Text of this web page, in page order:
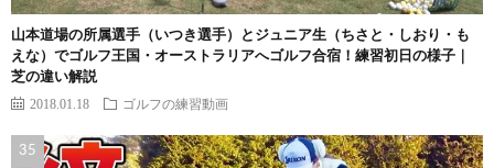
山本道場の所属選手（いつき選手）とジュニア生（ちさと・しおり・も
えな）でゴルフ王国・オーストラリアへゴルフ合宿！練習初日の様子｜
芝の違い解説
2018.01.18 ゴルフの練習動画